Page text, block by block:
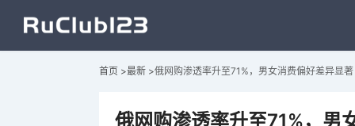
首页 >最新 >俄网购渗透率升至71%，男女消费偏好差异显著
俄网购渗透率升至71%，男